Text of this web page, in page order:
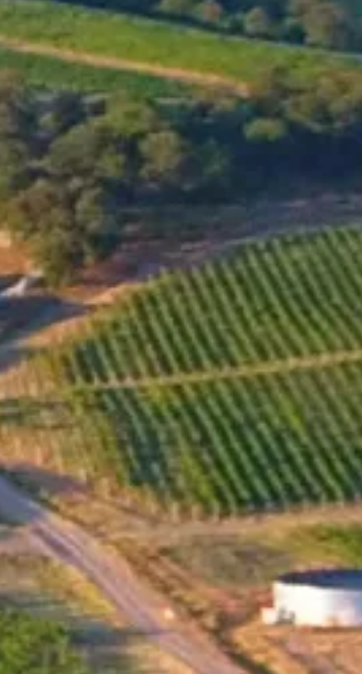
MENU
SHOP
UNSERE WEINE
Black C Rose
2023
GO TO ONLINE-SHOP
Der Name "Schwarzmeerwein" ergab sich aus einer
kreativen Wortspielerei. Es ist eine Anspielung auf den
Buchstaben "C" in Cabernet Sauvignon, der Sorte, aus
der Santa Sarah seinen ersten Wein namens Black Si
kreierte. Einige Jahre später, nach sorgfältiger Suche
nach einem Ort mit geeigneten Böden und dem richtigen
Klima, verlegte das Santa Sarah-Team seine
Produktionsstätte in die Nähe der Schwarzmeerküste. Es
ist fast so, als ob das Weingut unbewusst wusste, dass es
eines Tages am Schwarzen Meer einen festen Standpunkt
einnehmen würde, um Weine mit unverwechselbarem
Charakter zu kreieren. Der Black C Rosé ist ein Blend